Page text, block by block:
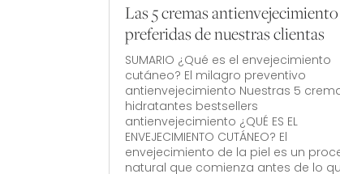
Las 5 cremas antienvejecimiento
preferidas de nuestras clientas
SUMARIO ¿Qué es el envejecimiento
cutáneo? El milagro preventivo
antienvejecimiento Nuestras 5
hidratantes bestsellers
antienvejecimiento ¿QUÉ ES EL
ENVEJECIMIENTO CUTÁNEO? El
envejecimiento de la piel es un
natural que comienza antes de lo